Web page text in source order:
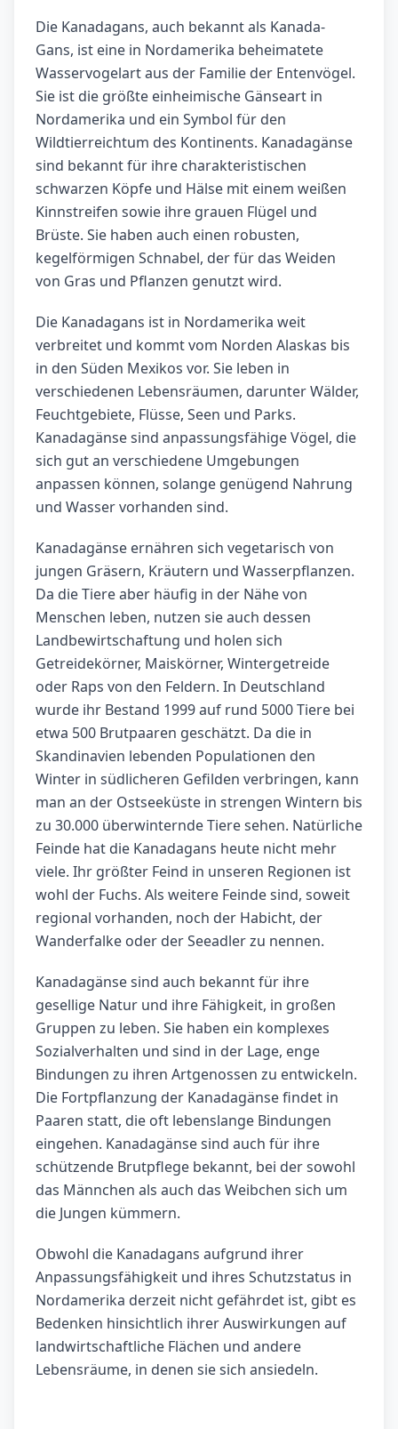
Die Kanadagans, auch bekannt als Kanada-
Gans, ist eine in Nordamerika beheimatete
Wasservogelart aus der Familie der Entenvögel.
Sie ist die größte einheimische Gänseart in
Nordamerika und ein Symbol für den
Wildtierreichtum des Kontinents. Kanadagänse
sind bekannt für ihre charakteristischen
schwarzen Köpfe und Hälse mit einem weißen
Kinnstreifen sowie ihre grauen Flügel und
Brüste. Sie haben auch einen robusten,
kegelförmigen Schnabel, der für das Weiden
von Gras und Pflanzen genutzt wird.
Die Kanadagans ist in Nordamerika weit
verbreitet und kommt vom Norden Alaskas bis
in den Süden Mexikos vor. Sie leben in
verschiedenen Lebensräumen, darunter Wälder,
Feuchtgebiete, Flüsse, Seen und Parks.
Kanadagänse sind anpassungsfähige Vögel, die
sich gut an verschiedene Umgebungen
anpassen können, solange genügend Nahrung
und Wasser vorhanden sind.
Kanadagänse ernähren sich vegetarisch von
jungen Gräsern, Kräutern und Wasserpflanzen.
Da die Tiere aber häufig in der Nähe von
Menschen leben, nutzen sie auch dessen
Landbewirtschaftung und holen sich
Getreidekörner, Maiskörner, Wintergetreide
oder Raps von den Feldern. In Deutschland
wurde ihr Bestand 1999 auf rund 5000 Tiere bei
etwa 500 Brutpaaren geschätzt. Da die in
Skandinavien lebenden Populationen den
Winter in südlicheren Gefilden verbringen, kann
man an der Ostseeküste in strengen Wintern bis
zu 30.000 überwinternde Tiere sehen. Natürliche
Feinde hat die Kanadagans heute nicht mehr
viele. Ihr größter Feind in unseren Regionen ist
wohl der Fuchs. Als weitere Feinde sind, soweit
regional vorhanden, noch der Habicht, der
Wanderfalke oder der Seeadler zu nennen.
Kanadagänse sind auch bekannt für ihre
gesellige Natur und ihre Fähigkeit, in großen
Gruppen zu leben. Sie haben ein komplexes
Sozialverhalten und sind in der Lage, enge
Bindungen zu ihren Artgenossen zu entwickeln.
Die Fortpflanzung der Kanadagänse findet in
Paaren statt, die oft lebenslange Bindungen
eingehen. Kanadagänse sind auch für ihre
schützende Brutpflege bekannt, bei der sowohl
das Männchen als auch das Weibchen sich um
die Jungen kümmern.
Obwohl die Kanadagans aufgrund ihrer
Anpassungsfähigkeit und ihres Schutzstatus in
Nordamerika derzeit nicht gefährdet ist, gibt es
Bedenken hinsichtlich ihrer Auswirkungen auf
landwirtschaftliche Flächen und andere
Lebensräume, in denen sie sich ansiedeln.